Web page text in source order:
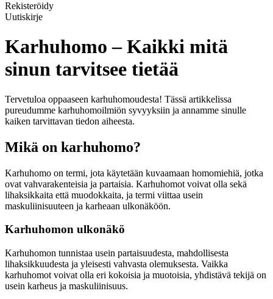
Rekisteröidy
Uutiskirje
Karhuhomo – Kaikki mitä
sinun tarvitsee tietää
Tervetuloa oppaaseen karhuhomoudesta! Tässä artikkelissa
pureudumme karhuhomoilmiön syvyyksiin ja annamme sinulle
kaiken tarvittavan tiedon aiheesta.
Mikä on karhuhomo?
Karhuhomo on termi, jota käytetään kuvaamaan homomiehiä, jotka
ovat vahvarakenteisia ja partaisia. Karhuhomot voivat olla sekä
lihaksikkaita että muodokkaita, ja termi viittaa usein
maskuliinisuuteen ja karheaan ulkonäköön.
Karhuhomon ulkonäkö
Karhuhomon tunnistaa usein partaisuudesta, mahdollisesta
lihaksikkuudesta ja yleisesti vahvasta olemuksesta. Vaikka
karhuhomot voivat olla eri kokoisia ja muotoisia, yhdistävä tekijä on
usein karheus ja maskuliinisuus.